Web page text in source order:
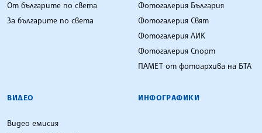
От българите по света
За българите по света
Фотогалерия България
Фотогалерия Свят
Фотогалерия ЛИК
Фотогалерия Спорт
ПАМЕТ от фотоархива на БТА
ВИДЕО
Видео емисия
ИНФОГРАФИКИ